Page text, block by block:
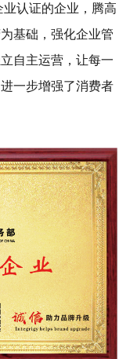
认证的企业，腾高
基础，强化企业管
自主运营，让每一
一步增强了消费者